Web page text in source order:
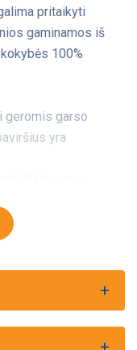
pritaikyti
gaminamos iš
100%
geromis garso
yra